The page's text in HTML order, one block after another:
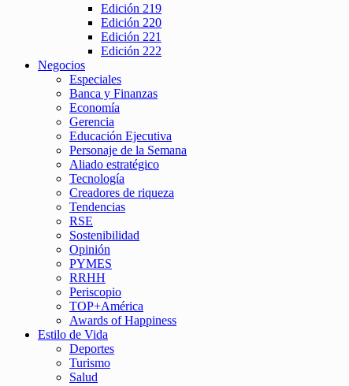
Edición 219
Edición 220
Edición 221
Edición 222
Negocios
Especiales
Banca y Finanzas
Economía
Gerencia
Educación Ejecutiva
Personaje de la Semana
Aliado estratégico
Tecnología
Creadores de riqueza
Tendencias
RSE
Sostenibilidad
Opinión
PYMES
RRHH
Periscopio
TOP+América
Awards of Happiness
Estilo de Vida
Deportes
Turismo
Salud